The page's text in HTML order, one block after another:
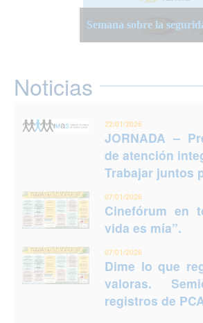
para cuidar mejor
Semana sobre la
Noticias
22/01/2026
JORNADA –
de atención
Trabajar juntos
07/01/2026
Cinefórum en
vida es mía”.
07/01/2026
Dime lo que
valoras.
registros de